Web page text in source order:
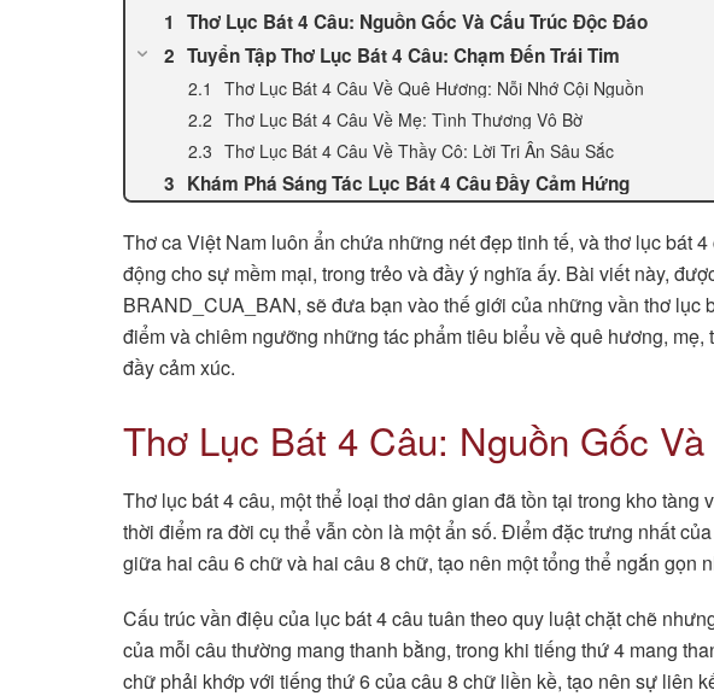
Thơ Lục Bát 4 Câu: Nguồn Gốc Và Cấu Trúc Độc Đáo
Tuyển Tập Thơ Lục Bát 4 Câu: Chạm Đến Trái Tim
Thơ Lục Bát 4 Câu Về Quê Hương: Nỗi Nhớ Cội Nguồn
Thơ Lục Bát 4 Câu Về Mẹ: Tình Thương Vô Bờ
Thơ Lục Bát 4 Câu Về Thầy Cô: Lời Tri Ân Sâu Sắc
Khám Phá Sáng Tác Lục Bát 4 Câu Đầy Cảm Hứng
Thơ ca Việt Nam luôn ẩn chứa những nét đẹp tinh tế, và thơ lục bát
động cho sự mềm mại, trong trẻo và đầy ý nghĩa ấy. Bài viết này,
BRAND_CUA_BAN, sẽ đưa bạn vào thế giới của những vần thơ lục
điểm và chiêm ngưỡng những tác phẩm tiêu biểu về quê hương,
đầy cảm xúc.
Thơ Lục Bát 4 Câu: Nguồn Gốc
Thơ lục bát 4 câu, một thể loại thơ dân gian đã tồn tại trong kho tàng
thời điểm ra đời cụ thể vẫn còn là một ẩn số. Điểm đặc trưng nhất
giữa hai câu 6 chữ và hai câu 8 chữ, tạo nên một tổng thể ngắn gọn
Cấu trúc vần điệu của lục bát 4 câu tuân theo quy luật chặt chẽ
của mỗi câu thường mang thanh bằng, trong khi tiếng thứ 4 mang
chữ phải khớp với tiếng thứ 6 của câu 8 chữ liền kề, tạo nên sự liên